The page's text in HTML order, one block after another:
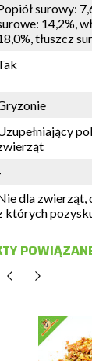
surowy:
14,2%,
tłuszcz
dla zwierząt,
których